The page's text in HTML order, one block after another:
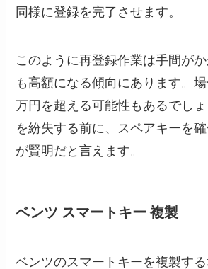
同様に登録を完了させます。
このように再登録作業は手間が
も高額になる傾向にあります。
万円を超える可能性もあるでし
を紛失する前に、スペアキーを
が賢明だと言えます。
ベンツ スマートキー 複製
ベンツのスマートキーを複製す